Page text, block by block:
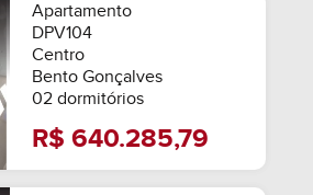
Apartamento
DPV104
Centro
Bento Gonçalves
02 dormitórios
R$ 640.285,79